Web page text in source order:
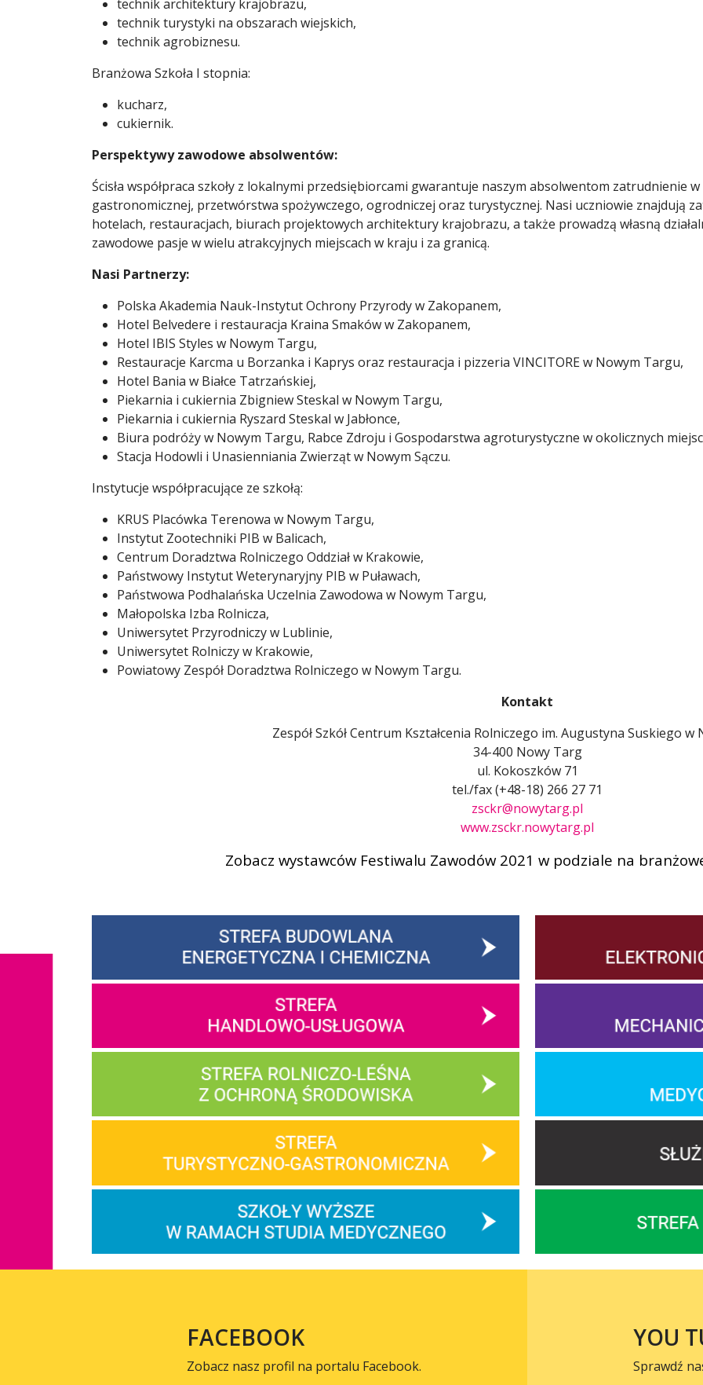
technik architektury krajobrazu,
technik turystyki na obszarach wiejskich,
technik agrobiznesu.
Branżowa Szkoła I stopnia:
kucharz,
cukiernik.
Perspektywy zawodowe absolwentów:
Ścisła współpraca szkoły z lokalnymi przedsiębiorcami gwarantuje naszym absolwentom zatrudnienie
gastronomicznej, przetwórstwa spożywczego, ogrodniczej oraz turystycznej. Nasi uczniowie znajdują
hotelach, restauracjach, biurach projektowych architektury krajobrazu, a także prowadzą własną
zawodowe pasje w wielu atrakcyjnych miejscach w kraju i za granicą.
Nasi Partnerzy:
Polska Akademia Nauk-Instytut Ochrony Przyrody w Zakopanem,
Hotel Belvedere i restauracja Kraina Smaków w Zakopanem,
Hotel IBIS Styles w Nowym Targu,
Restauracje Karcma u Borzanka i Kaprys oraz restauracja i pizzeria VINCITORE w Nowym Targu,
Hotel Bania w Białce Tatrzańskiej,
Piekarnia i cukiernia Zbigniew Steskal w Nowym Targu,
Piekarnia i cukiernia Ryszard Steskal w Jabłonce,
Biura podróży w Nowym Targu, Rabce Zdroju i Gospodarstwa agroturystyczne w okolicznych
Stacja Hodowli i Unasienniania Zwierząt w Nowym Sączu.
Instytucje współpracujące ze szkołą:
KRUS Placówka Terenowa w Nowym Targu,
Instytut Zootechniki PIB w Balicach,
Centrum Doradztwa Rolniczego Oddział w Krakowie,
Państwowy Instytut Weterynaryjny PIB w Puławach,
Państwowa Podhalańska Uczelnia Zawodowa w Nowym Targu,
Małopolska Izba Rolnicza,
Uniwersytet Przyrodniczy w Lublinie,
Uniwersytet Rolniczy w Krakowie,
Powiatowy Zespół Doradztwa Rolniczego w Nowym Targu.
Kontakt
Zespół Szkół Centrum Kształcenia Rolniczego im. Augustyna Suskiego
34-400 Nowy Targ
ul. Kokoszków 71
tel./fax (+48-18) 266 27 71
zsckr@nowytarg.pl
www.zsckr.nowytarg.pl
Zobacz wystawców Festiwalu Zawodów 2021 w podziale na
FACEBOOK
Zobacz nasz profil na portalu Facebook.
YOU
Sprawdź